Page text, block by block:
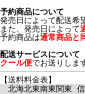
予約商品について
発売日によって配送希
また、発売日によって
予約商品は通常商品と
配送サービスについて
クール便でお送りしま
【送料料金表】
北海北東南東関東